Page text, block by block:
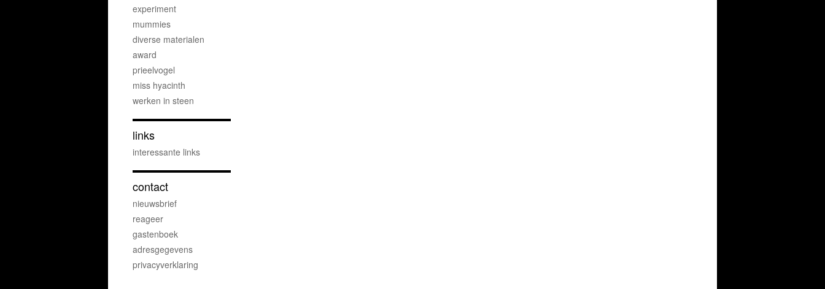
experiment
mummies
diverse materialen
award
prieelvogel
miss hyacinth
werken in steen
links
interessante links
contact
nieuwsbrief
reageer
gastenboek
adresgegevens
privacyverklaring